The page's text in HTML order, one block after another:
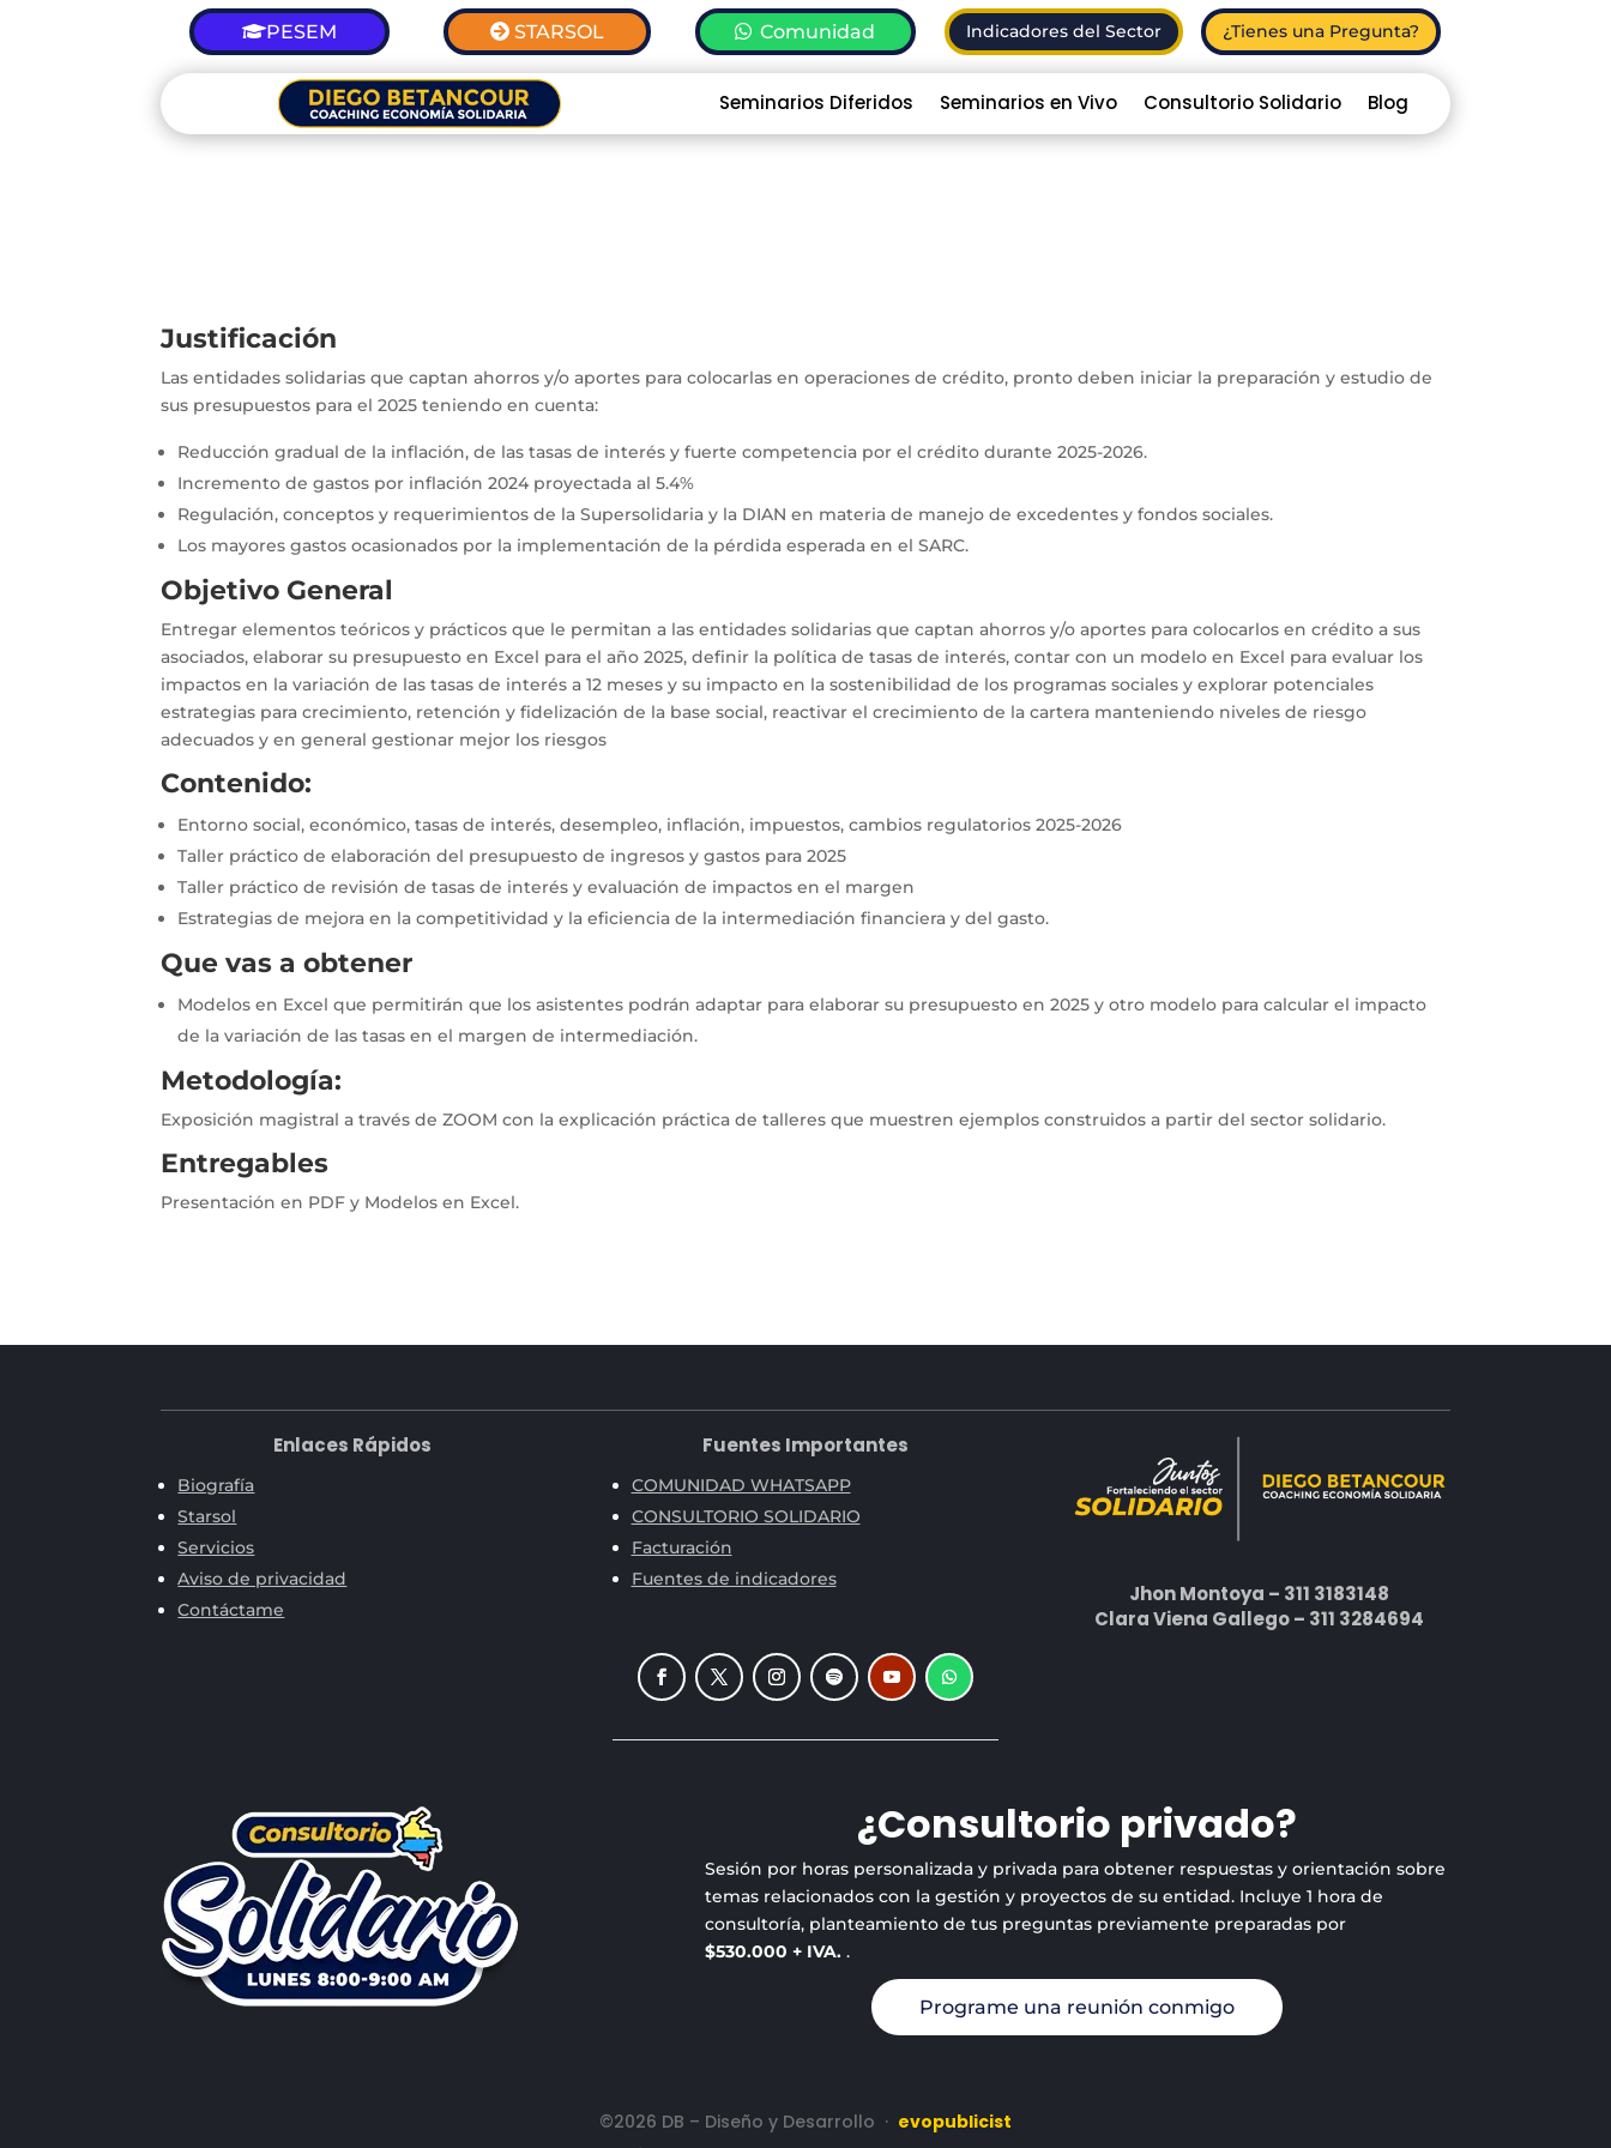
PESEM STARSOL Comunidad Indicadores del Sector ¿Tienes una Pregunta?
Seminarios Diferidos Seminarios en Vivo Consultorio Solidario Blog
Justificación
Las entidades solidarias que captan ahorros y/o aportes para colocarlas en operaciones de crédito, pronto deben iniciar la preparación y estudio de
sus presupuestos para el 2025 teniendo en cuenta:
Reducción gradual de la inflación, de las tasas de interés y fuerte competencia por el crédito durante 2025-2026.
Incremento de gastos por inflación 2024 proyectada al 5.4%
Regulación, conceptos y requerimientos de la Supersolidaria y la DIAN en materia de manejo de excedentes y fondos sociales.
Los mayores gastos ocasionados por la implementación de la pérdida esperada en el SARC.
Objetivo General
Entregar elementos teóricos y prácticos que le permitan a las entidades solidarias que captan ahorros y/o aportes para colocarlos en crédito a sus
asociados, elaborar su presupuesto en Excel para el año 2025, definir la política de tasas de interés, contar con un modelo en Excel para evaluar los
impactos en la variación de las tasas de interés a 12 meses y su impacto en la sostenibilidad de los programas sociales y explorar potenciales
estrategias para crecimiento, retención y fidelización de la base social, reactivar el crecimiento de la cartera manteniendo niveles de riesgo
adecuados y en general gestionar mejor los riesgos
Contenido:
Entorno social, económico, tasas de interés, desempleo, inflación, impuestos, cambios regulatorios 2025-2026
Taller práctico de elaboración del presupuesto de ingresos y gastos para 2025
Taller práctico de revisión de tasas de interés y evaluación de impactos en el margen
Estrategias de mejora en la competitividad y la eficiencia de la intermediación financiera y del gasto.
Que vas a obtener
Modelos en Excel que permitirán que los asistentes podrán adaptar para elaborar su presupuesto en 2025 y otro modelo para calcular el impacto
de la variación de las tasas en el margen de intermediación.
Metodología:
Exposición magistral a través de ZOOM con la explicación práctica de talleres que muestren ejemplos construidos a partir del sector solidario.
Entregables
Presentación en PDF y Modelos en Excel.
Enlaces Rápidos
Biografía
Starsol
Servicios
Aviso de privacidad
Contáctame
Fuentes Importantes
COMUNIDAD WHATSAPP
CONSULTORIO SOLIDARIO
Facturación
Fuentes de indicadores
Jhon Montoya – 311 3183148
Clara Viena Gallego – 311 3284694
¿Consultorio privado?
Sesión por horas personalizada y privada para obtener respuestas y orientación sobre
temas relacionados con la gestión y proyectos de su entidad. Incluye 1 hora de
consultoría, planteamiento de tus preguntas previamente preparadas por
$530.000 + IVA. .
Programe una reunión conmigo
©2026 DB – Diseño y Desarrollo · evopublicist